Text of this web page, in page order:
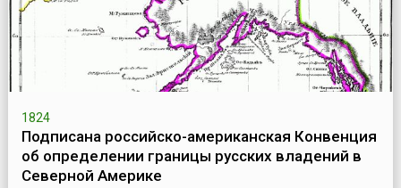
1824
Подписана российско-американская Конвенция
об определении границы русских владений в
Северной Америке